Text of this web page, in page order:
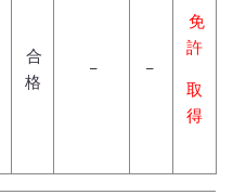
合
格
− −
免
許
取
得